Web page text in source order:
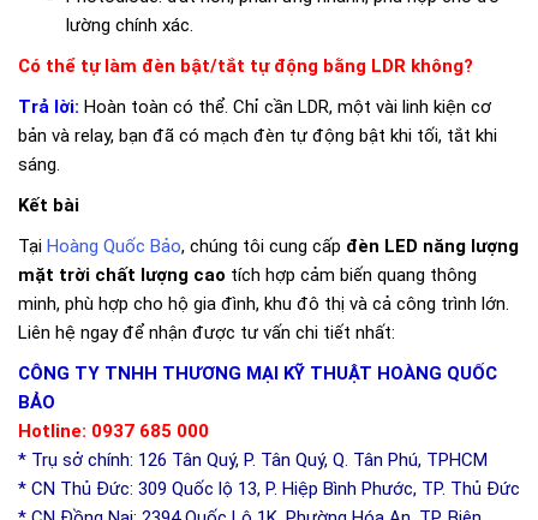
lường chính xác.
Có thể tự làm đèn bật/tắt tự động bằng LDR không?
Trả lời: Hoàn toàn có thể. Chỉ cần LDR, một vài linh kiện cơ
bản và relay, bạn đã có mạch đèn tự động bật khi tối, tắt khi
sáng.
Kết bài
Tại Hoàng Quốc Bảo, chúng tôi cung cấp đèn LED năng lượng
mặt trời chất lượng cao tích hợp cảm biến quang thông
minh, phù hợp cho hộ gia đình, khu đô thị và cả công trình lớn.
Liên hệ ngay để nhận được tư vấn chi tiết nhất:
CÔNG TY TNHH THƯƠNG MẠI KỸ THUẬT HOÀNG QUỐC
BẢO
Hotline: 0937 685 000
* Trụ sở chính: 126 Tân Quý, P. Tân Quý, Q. Tân Phú, TPHCM
* CN Thủ Đức: 309 Quốc lộ 13, P. Hiệp Bình Phước, TP. Thủ Đức